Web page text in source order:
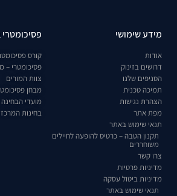
מידע שימושי
אודות
דרושים בזינוק
הסניפים שלנו
תמיכה טכנית
הצהרת נגישות
מפת אתר
תנאי שימוש באתר
תקנון הטבה – כרטיס להופעה לחיילים
משוחררים
צרו קשר
מדיניות פרטיות
מדיניות ביטול עסקה
תנאי שימוש באתר
פסיכומטרי
קורס
פסיכומטרי –
צוות המורים
מבחן
מועדי
בחינות המרכז